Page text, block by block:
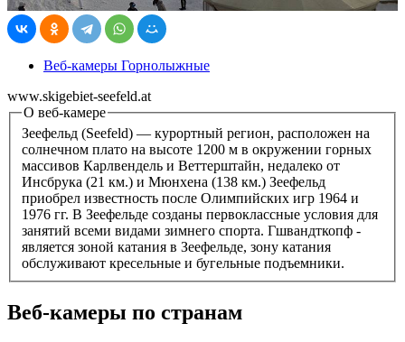
Веб-камеры Горнолыжные
www.skigebiet-seefeld.at
О веб-камере
Зеефельд (Seefeld) — курортный регион, расположен на
солнечном плато на высоте 1200 м в окружении горных
массивов Карлвендель и Веттерштайн, недалеко от
Инсбрука (21 км.) и Мюнхена (138 км.) Зеефельд
приобрел известность после Олимпийских игр 1964 и
1976 гг. В Зеефельде созданы первоклассные условия для
занятий всеми видами зимнего спорта. Гшвандткопф -
является зоной катания в Зеефельде, зону катания
обслуживают кресельные и бугельные подъемники.
Веб-камеры по странам